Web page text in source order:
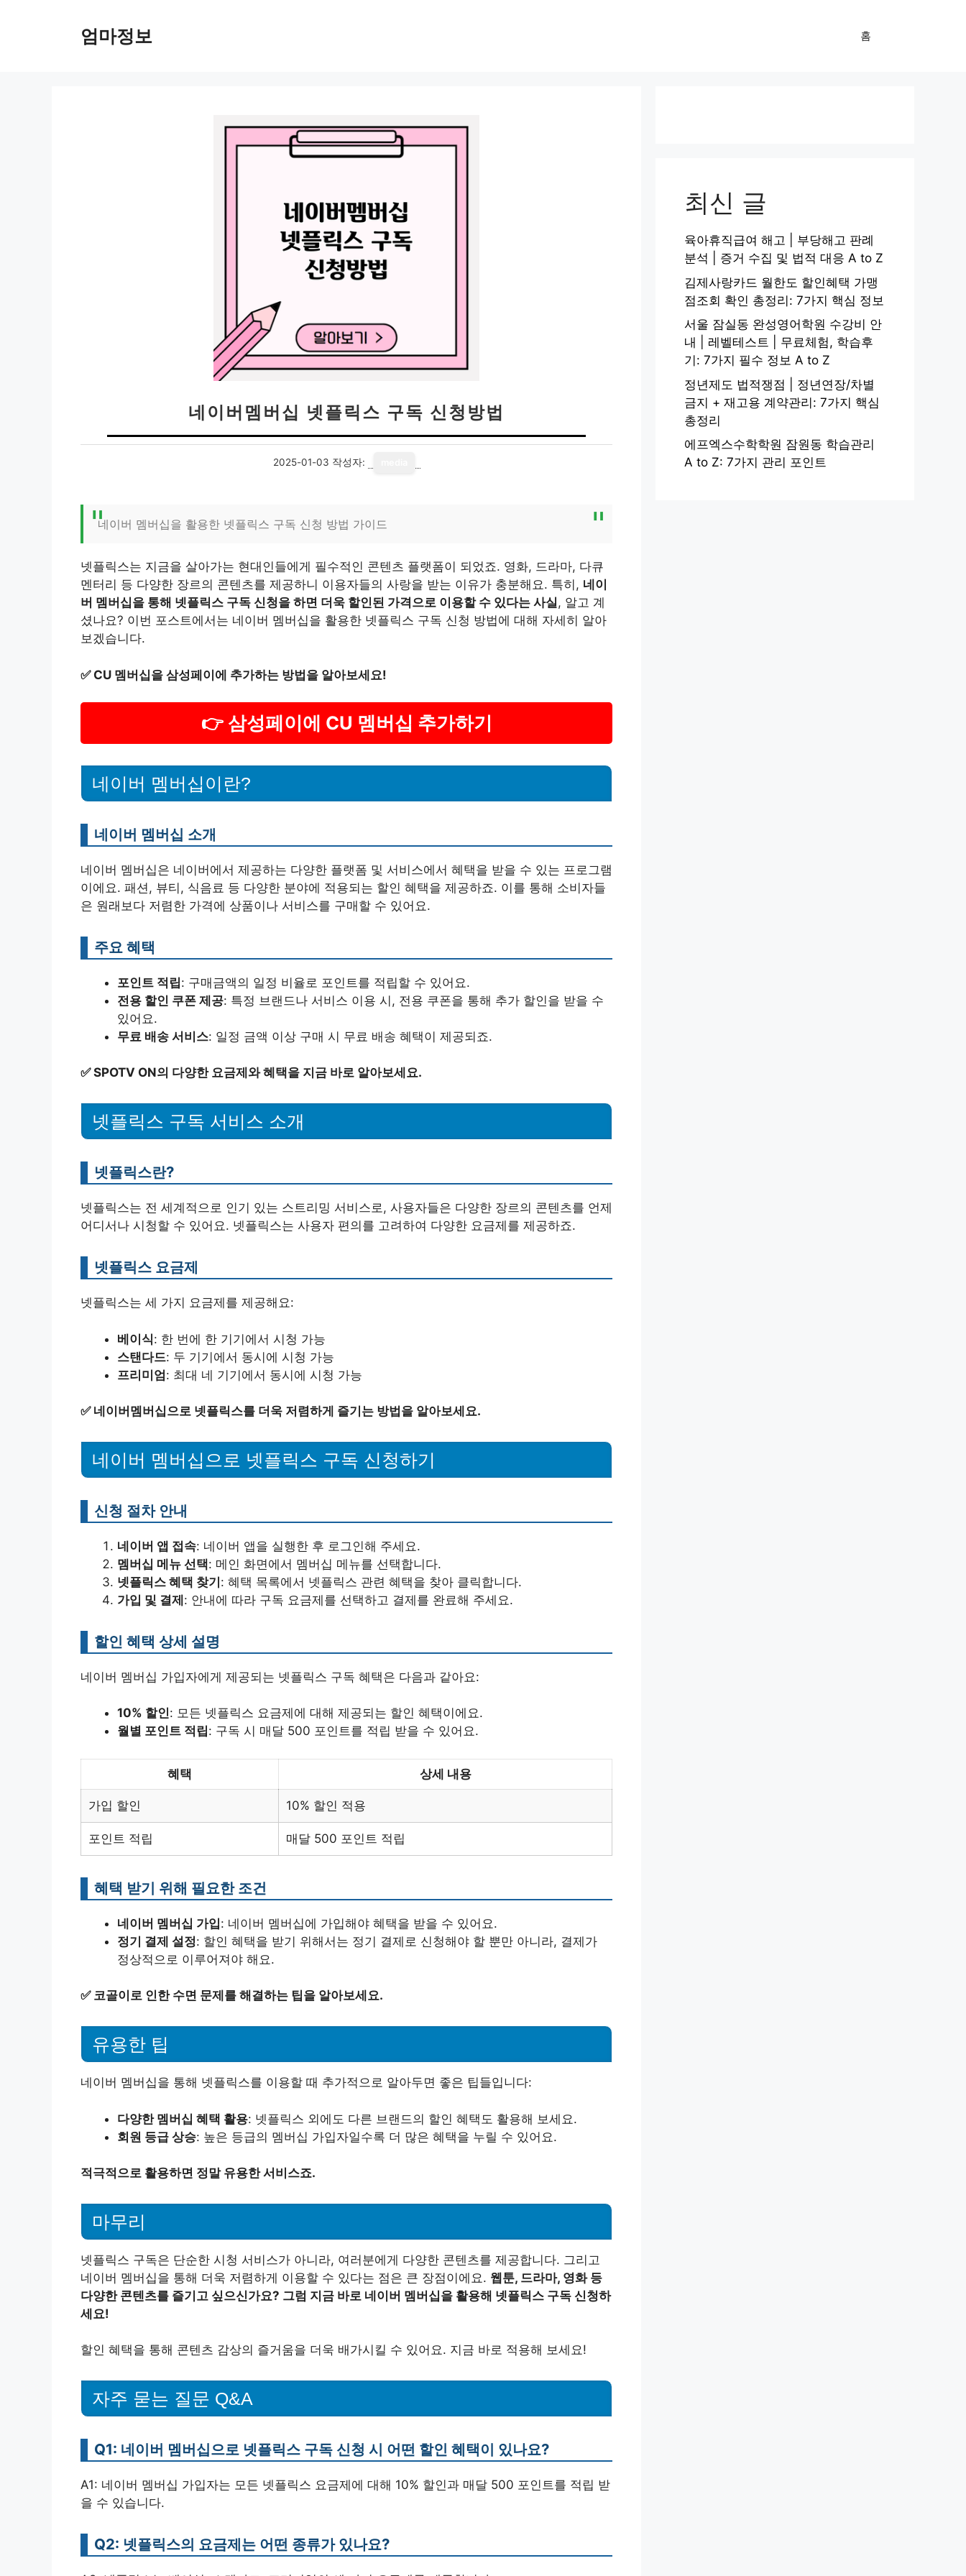
엄마정보 홈
네이버멤버십 넷플릭스 구독 신청방법
2025-01-03 작성자:
네이버 멤버십을 활용한 넷플릭스 구독 신청 방법 가이드
넷플릭스는 지금을 살아가는 현대인들에게 필수적인 콘텐츠 플랫폼이 되었죠. 영화, 드라마, 다큐
멘터리 등 다양한 장르의 콘텐츠를 제공하니 이용자들의 사랑을 받는 이유가 충분해요. 특히, 네이
버 멤버십을 통해 넷플릭스 구독 신청을 하면 더욱 할인된 가격으로 이용할 수 있다는 사실, 알고 계
셨나요? 이번 포스트에서는 네이버 멤버십을 활용한 넷플릭스 구독 신청 방법에 대해 자세히 알아
보겠습니다.
✅ CU 멤버십을 삼성페이에 추가하는 방법을 알아보세요!
👉 삼성페이에 CU 멤버십 추가하기
네이버 멤버십이란?
네이버 멤버십 소개
네이버 멤버십은 네이버에서 제공하는 다양한 플랫폼 및 서비스에서 혜택을 받을 수 있는 프로그램
이에요. 패션, 뷰티, 식음료 등 다양한 분야에 적용되는 할인 혜택을 제공하죠. 이를 통해 소비자들
은 원래보다 저렴한 가격에 상품이나 서비스를 구매할 수 있어요.
주요 혜택
포인트 적립: 구매금액의 일정 비율로 포인트를 적립할 수 있어요.
전용 할인 쿠폰 제공: 특정 브랜드나 서비스 이용 시, 전용 쿠폰을 통해 추가 할인을 받을 수
있어요.
무료 배송 서비스: 일정 금액 이상 구매 시 무료 배송 혜택이 제공되죠.
✅SPOTV ON의 다양한 요금제와 혜택을 지금 바로 알아보세요.
넷플릭스 구독 서비스 소개
넷플릭스란?
넷플릭스는 전 세계적으로 인기 있는 스트리밍 서비스로, 사용자들은 다양한 장르의 콘텐츠를 언제
어디서나 시청할 수 있어요. 넷플릭스는 사용자 편의를 고려하여 다양한 요금제를 제공하죠.
넷플릭스 요금제
넷플릭스는 세 가지 요금제를 제공해요:
베이식: 한 번에 한 기기에서 시청 가능
스탠다드: 두 기기에서 동시에 시청 가능
프리미엄: 최대 네 기기에서 동시에 시청 가능
✅ 네이버멤버십으로 넷플릭스를 더욱 저렴하게 즐기는 방법을 알아보세요.
네이버 멤버십으로 넷플릭스 구독 신청하기
신청 절차 안내
네이버 앱 접속: 네이버 앱을 실행한 후 로그인해 주세요.
멤버십 메뉴 선택: 메인 화면에서 멤버십 메뉴를 선택합니다.
넷플릭스 혜택 찾기: 혜택 목록에서 넷플릭스 관련 혜택을 찾아 클릭합니다.
가입 및 결제: 안내에 따라 구독 요금제를 선택하고 결제를 완료해 주세요.
할인 혜택 상세 설명
네이버 멤버십 가입자에게 제공되는 넷플릭스 구독 혜택은 다음과 같아요:
10% 할인: 모든 넷플릭스 요금제에 대해 제공되는 할인 혜택이에요.
월별 포인트 적립: 구독 시 매달 500 포인트를 적립 받을 수 있어요.
혜택 상세 내용
가입 할인 10% 할인 적용
포인트 적립 매달 500 포인트 적립
혜택 받기 위해 필요한 조건
네이버 멤버십 가입: 네이버 멤버십에 가입해야 혜택을 받을 수 있어요.
정기 결제 설정: 할인 혜택을 받기 위해서는 정기 결제로 신청해야 할 뿐만 아니라, 결제가
정상적으로 이루어져야 해요.
✅ 코골이로 인한 수면 문제를 해결하는 팁을 알아보세요.
유용한 팁
네이버 멤버십을 통해 넷플릭스를 이용할 때 추가적으로 알아두면 좋은 팁들입니다:
다양한 멤버십 혜택 활용: 넷플릭스 외에도 다른 브랜드의 할인 혜택도 활용해 보세요.
회원 등급 상승: 높은 등급의 멤버십 가입자일수록 더 많은 혜택을 누릴 수 있어요.
적극적으로 활용하면 정말 유용한 서비스죠.
마무리
넷플릭스 구독은 단순한 시청 서비스가 아니라, 여러분에게 다양한 콘텐츠를 제공합니다. 그리고
네이버 멤버십을 통해 더욱 저렴하게 이용할 수 있다는 점은 큰 장점이에요. 웹툰, 드라마, 영화 등
다양한 콘텐츠를 즐기고 싶으신가요? 그럼 지금 바로 네이버 멤버십을 활용해 넷플릭스 구독 신청하
세요!
할인 혜택을 통해 콘텐츠 감상의 즐거움을 더욱 배가시킬 수 있어요. 지금 바로 적용해 보세요!
자주 묻는 질문 Q&A
Q1: 네이버 멤버십으로 넷플릭스 구독 신청 시 어떤 할인 혜택이 있나요?
A1: 네이버 멤버십 가입자는 모든 넷플릭스 요금제에 대해 10% 할인과 매달 500 포인트를 적립 받
을 수 있습니다.
Q2: 넷플릭스의 요금제는 어떤 종류가 있나요?
최신 글
육아휴직급여 해고 | 부당해고 판례
분석 | 증거 수집 및 법적 대응 A to Z
김제사랑카드 월한도 할인혜택 가맹
점조회 확인 총정리: 7가지 핵심 정보
서울 잠실동 완성영어학원 수강비 안
내 | 레벨테스트 | 무료체험, 학습후
기: 7가지 필수 정보 A to Z
정년제도 법적쟁점 | 정년연장/차별
금지 + 재고용 계약관리: 7가지 핵심
총정리
에프엑스수학학원 잠원동 학습관리
A to Z: 7가지 관리 포인트